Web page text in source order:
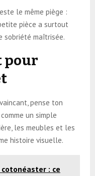
le même piège :
pièce a surtout
sobriété maîtrisée.
pour
pense ton
un simple
les meubles et les
histoire visuelle.
: ce